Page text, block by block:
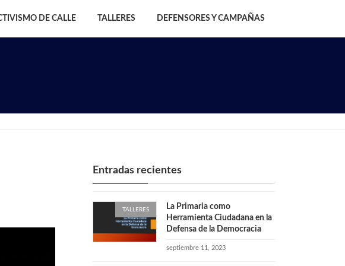
DE CALLE TALLERES DEFENSORES Y CAMPAÑAS
Entradas recientes
TALLERES
La Primaria como
Herramienta Ciudadana en la
Defensa de la Democracia
septiembre 11, 2023